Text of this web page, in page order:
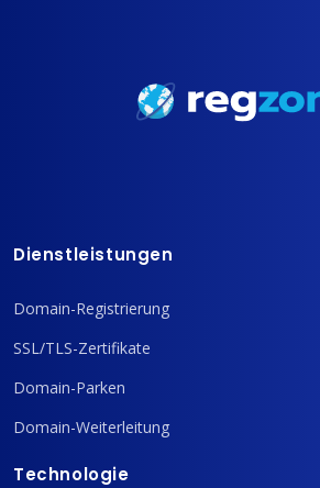
Dienstleistungen
Domain-Registrierung
SSL/TLS-Zertifikate
Domain-Parken
Domain-Weiterleitung
Technologie